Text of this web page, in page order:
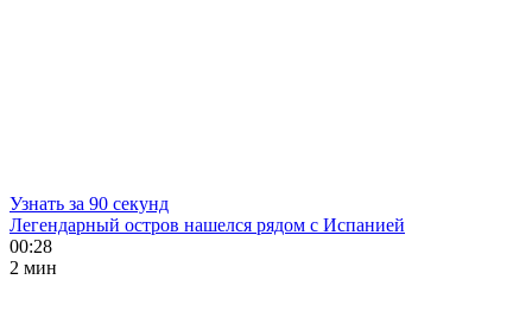
Узнать за 90 секунд
Легендарный остров нашелся рядом с Испанией
00:28
2 мин